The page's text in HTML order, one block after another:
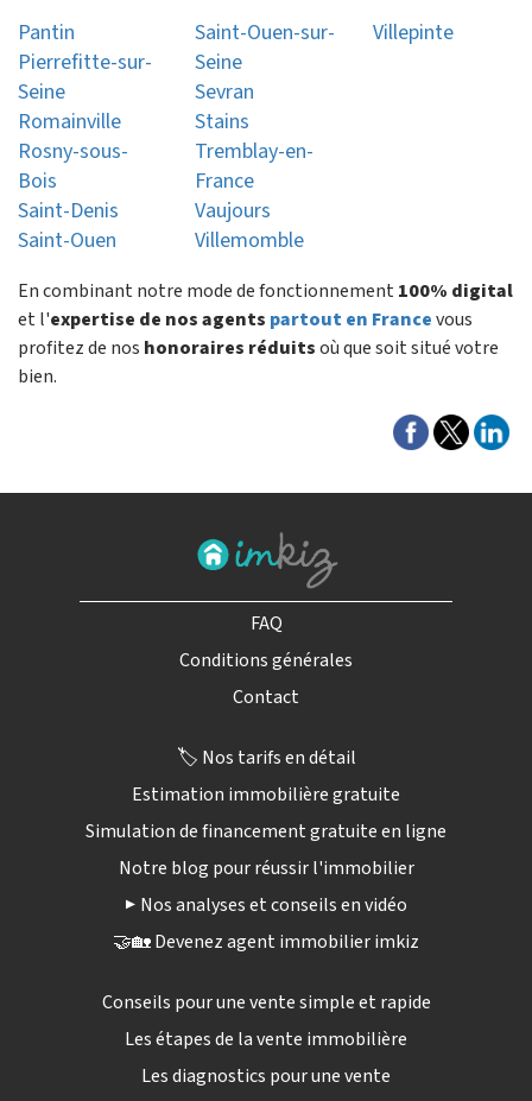
Pantin
Pierrefitte-sur-
Seine
Romainville
Rosny-sous-
Bois
Saint-Denis
Saint-Ouen
Saint-Ouen-sur-
Seine
Sevran
Stains
Tremblay-en-
France
Vaujours
Villemomble
Villepinte
En combinant notre mode de fonctionnement 100% digital
et l'expertise de nos agents partout en Francevous
profitez de nos honoraires réduitsoù que soit situé votre
bien.
FAQ
Conditions générales
Contact
🏷️ Nos tarifs en détail
Estimation immobilière gratuite
Simulation de financement gratuite en ligne
Notre blog pour réussir l'immobilier
▶️ Nos analyses et conseils en vidéo
🤝🏡 Devenez agent immobilier imkiz
Conseils pour une vente simple et rapide
Les étapes de la vente immobilière
Les diagnostics pour une vente